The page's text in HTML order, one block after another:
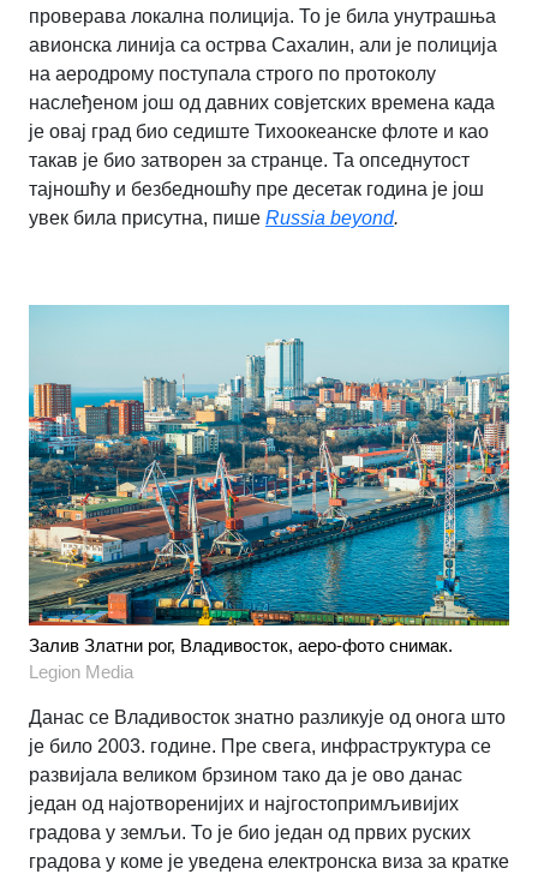
проверава локална полиција. То је била унутрашња
авионска линија са острва Сахалин, али је полиција
на аеродрому поступала строго по протоколу
наслеђеном још од давних совјетских времена када
је овај град био седиште Тихоокеанске флоте и као
такав је био затворен за странце. Та опседнутост
тајношћу и безбедношћу пре десетак година је још
увек била присутна, пише Russia beyond.
Залив Златни рог, Владивосток, аеро-фото снимак.
Legion Media
Данас се Владивосток знатно разликује од онога што
је било 2003. године. Пре свега, инфраструктура се
развијала великом брзином тако да је ово данас
један од најотворенијих и најгостопримљивијих
градова у земљи. То је био један од првих руских
градова у коме је уведена електронска виза за кратке